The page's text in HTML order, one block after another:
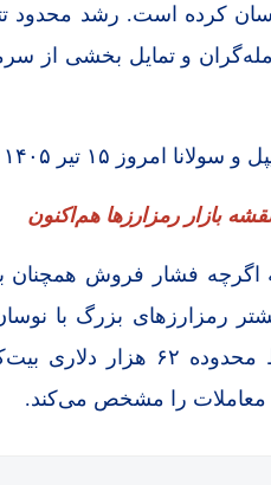
هزار و ۴۰۰ تومان نوسان کرده است.
و تمایل بخشی از
بازار رمزارزها هم‌اکنون
فشار فروش همچنان بر
رمزارزهای بزرگ با
می‌شوند. در چنین شرایطی،
معاملات را مشخص می‌کند.